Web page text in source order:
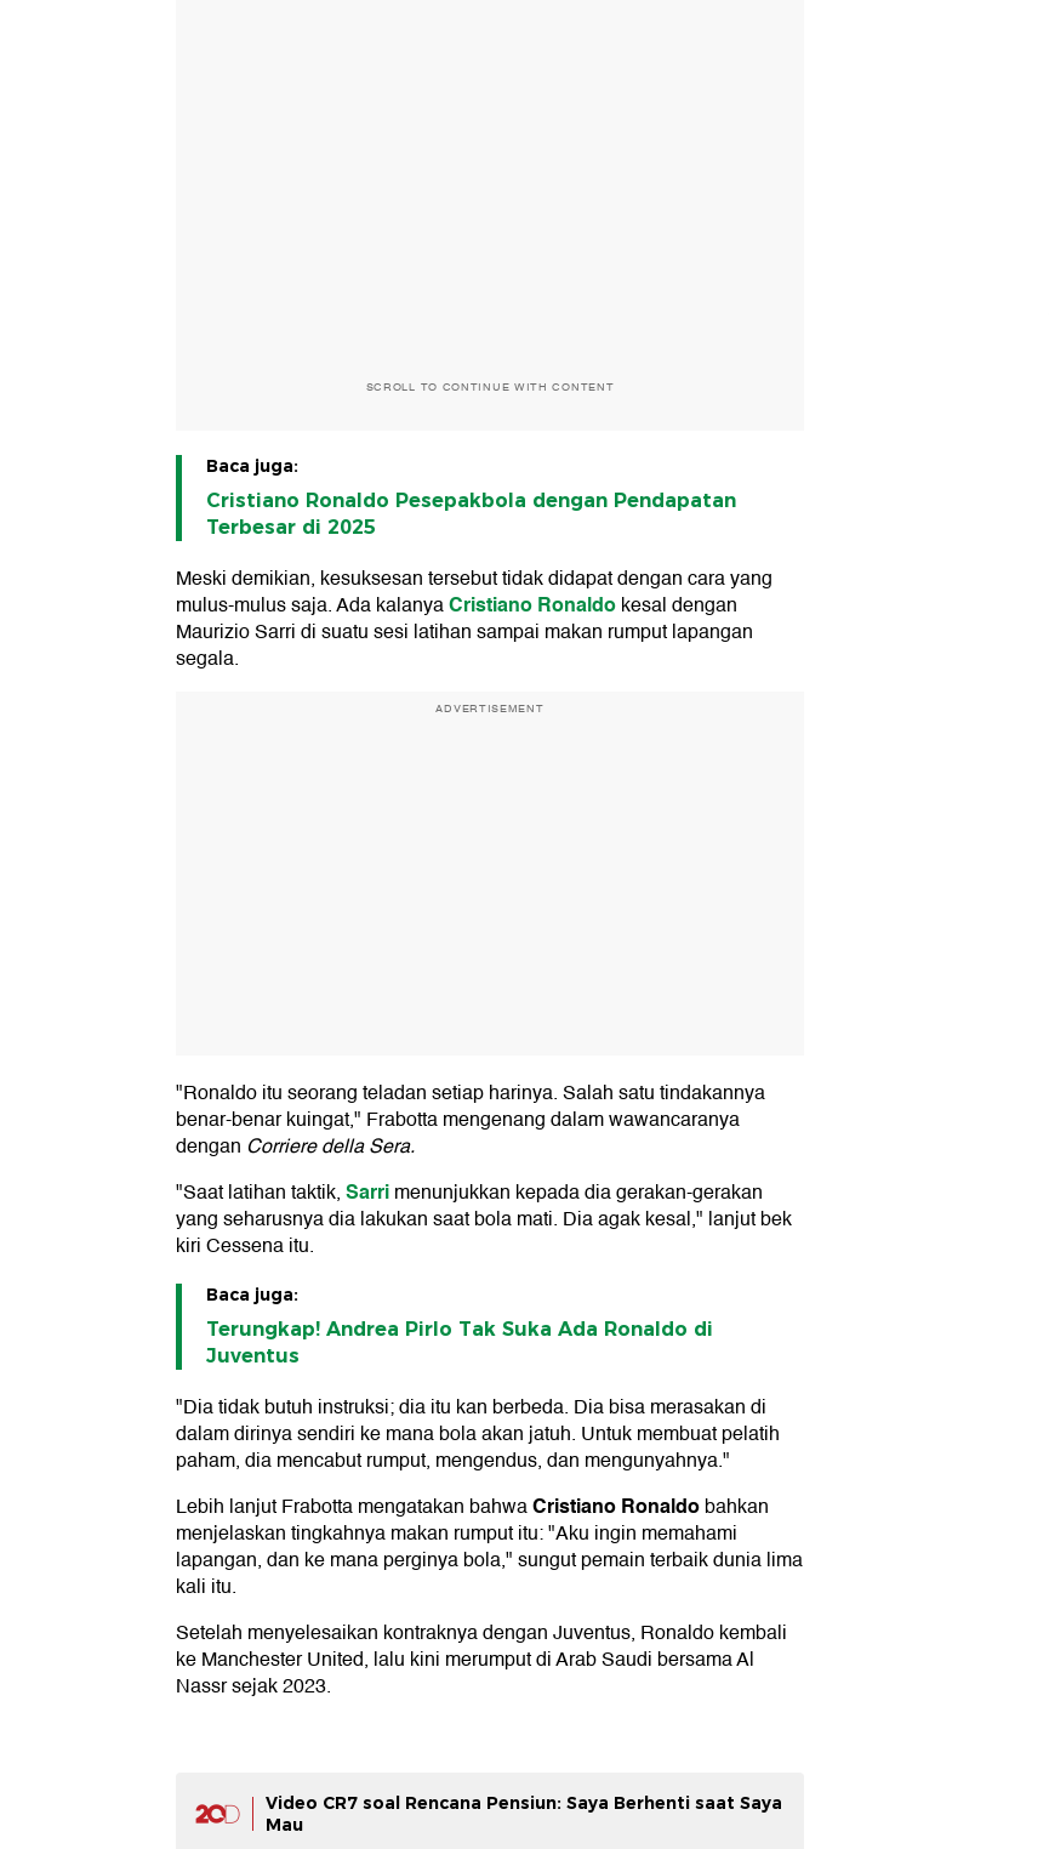
SCROLL TO CONTINUE WITH CONTENT
Baca juga:
Cristiano Ronaldo Pesepakbola dengan Pendapatan
Terbesar di 2025
Meski demikian, kesuksesan tersebut tidak didapat dengan cara yang
mulus-mulus saja. Ada kalanyaCristiano Ronaldokesal dengan
Maurizio Sarri di suatu sesi latihan sampai makan rumput lapangan
segala.
ADVERTISEMENT
"Ronaldo itu seorang teladan setiap harinya. Salah satu tindakannya
benar-benar kuingat," Frabotta mengenang dalam wawancaranya
dengan Corriere della Sera.
"Saat latihan taktik,Sarrimenunjukkan kepada dia gerakan-gerakan
yang seharusnya dia lakukan saat bola mati. Dia agak kesal," lanjut bek
kiri Cessena itu.
Baca juga:
Terungkap! Andrea Pirlo Tak Suka Ada Ronaldo di
Juventus
"Dia tidak butuh instruksi; dia itu kan berbeda. Dia bisa merasakan di
dalam dirinya sendiri ke mana bola akan jatuh. Untuk membuat pelatih
paham, dia mencabut rumput, mengendus, dan mengunyahnya."
Lebih lanjut Frabotta mengatakan bahwaCristiano Ronaldobahkan
menjelaskan tingkahnya makan rumput itu: "Aku ingin memahami
lapangan, dan ke mana perginya bola," sungut pemain terbaik dunia lima
kali itu.
Setelah menyelesaikan kontraknya dengan Juventus, Ronaldo kembali
ke Manchester United, lalu kini merumput di Arab Saudi bersama Al
Nassr sejak 2023.
Video CR7 soal Rencana Pensiun: Saya Berhenti saat Saya
Mau